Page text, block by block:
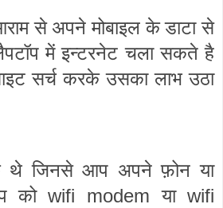
से अपने मोबाइल के डाटा से
में इन्टरनेट चला सकते है
सर्च करके उसका लाभ उठा
थे जिनसे आप अपने फ़ोन या
को wifi modemया wifi